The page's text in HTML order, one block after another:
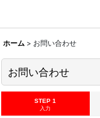
ホーム > お問い合わせ
お問い合わせ
STEP 1
入力